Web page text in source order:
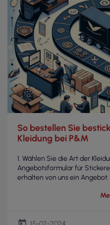
So bestellen Sie
Kleidung bei P&M
1. Wählen Sie die Art der
Angebotsformular für
erhalten von uns ein Angebot.